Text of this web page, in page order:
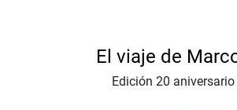
El viaje de
Edición 20 aniversario